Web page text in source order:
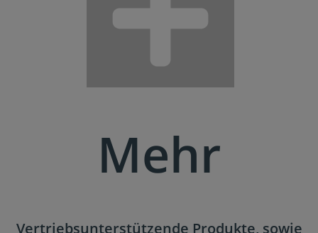
Mehr
Vertriebsunterstützende Produkte, sowie